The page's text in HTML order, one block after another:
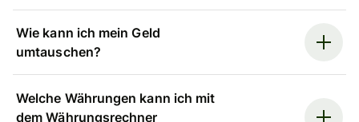
Wie kann ich mein Geld
umtauschen?
Welche Währungen kann ich mit
dem Währungsrechner